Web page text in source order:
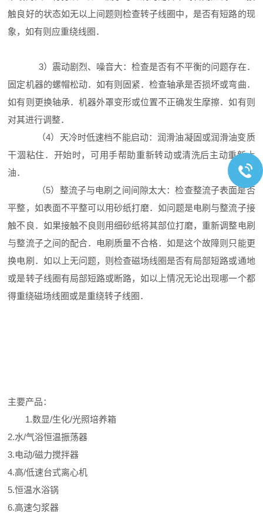
触良好的状态如无以上间题则检查转子线圈中，是否有短路的现
象，如有则应重绕线圈．
3）震动剧烈、噪音大：检查是否有不平衡的问题存在．
固定机器的螺帽松动．如有则固紧．检查轴承是否损坏或弯曲．
如有则更换轴承．机器外罩变形或位置不正确发生摩擦．如有则
对其进行调整．
（4）天冷时低速档不能启动：润滑油凝固或润滑油变质
干涸粘住．开始时，可用手帮助重新转动或清洗后主动重新上
油．
（5）整流子与电刷之间间隙太大：检查整流子表面是否
平整，如表面不平整可以用砂纸打磨．如问题是电刷与整流子接
触不良．如果接触不良则用细砂纸将其部位打磨，重新调整电刷
与整流子之间的配合．电刷质量不合格．如是这个故障则只能更
换电刷．如以上无问题，则检查磁场线圈是否有局部短路或通地
或是转子线圈有局部短路或断路，如以上情况无论出现哪一个都
得重绕磁场线圈或是重绕转子线圈．
主要产品：
1.数显/生化/光照培养箱
2.水/气浴恒温振荡器
3.电动/磁力搅拌器
4.高/低速台式离心机
5.恒温水浴锅
6.高速匀浆器